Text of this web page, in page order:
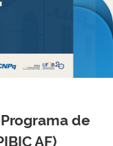
de
AF)